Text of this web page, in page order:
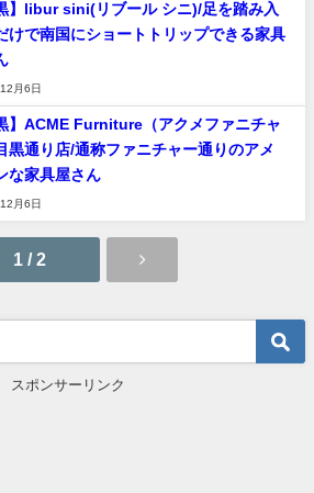
】libur sini(リブール シニ)/足を踏み入
けで南国にショートトリップできる家具
月6日
】ACME Furniture（アクメファニチャ
黒通り店/通称ファニチャー通りのアメ
な家具屋さん
月6日
1 / 2
スポンサーリンク